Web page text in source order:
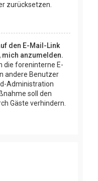
zurücksetzen.
den E-Mail-Link
anzumelden.
die foreninterne E-
andere Benutzer
Administration
soll den
Gäste verhindern.